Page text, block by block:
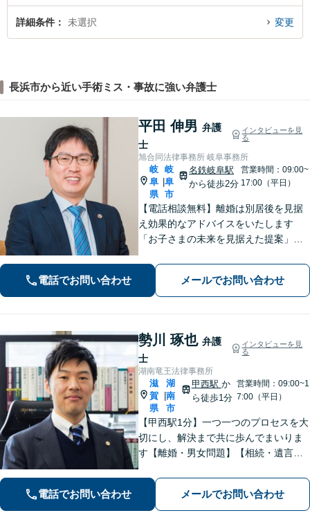
詳細条件 未選択 変更
長浜市から近い手術ミス・事故に強い弁護士
平田 伸男 弁護
士
インタビューを見
る
旭合同法律事務所 岐阜事務所
岐
阜
県
|
岐
阜
市
名鉄岐阜駅
から徒歩2分
営業時間：09:00~
17:00（平日）
【電話相談無料】離婚は別居後を見据
え効果的なアドバイスをいたします
「お子さまの未来を見据えた提案」遺
ください【岐阜駅3分】他業種との連携
で不動産トラブルを回避【休日・夜間
面談可】【ビデオ面談あり】
電話でお問い合わせ メールでお問い合わせ
勢川 琢也 弁護
士
インタビューを見
る
湖南竜王法律事務所
滋
賀
県
湖
南
市
甲西駅 か
ら徒歩1分
営業時間：09:00~1
7:00（平日）
【甲西駅1分】一つ一つのプロセスを大
切にし、解決まで共に歩んでまいりま
す【離婚・男女問題】【相続・遺言】
求、開示請求、損害賠償請求】【労
働・雇用：事業会社での勤務経験あ
り】まで幅広くご相談に応じます【We
電話でお問い合わせ メールでお問い合わせ